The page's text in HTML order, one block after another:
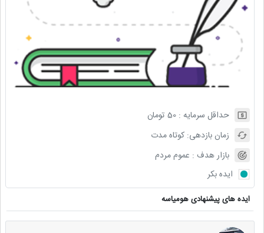
حداقل سرمایه :50 تومان
زمان بازدهی:کوتاه مدت
بازار هدف : عموم مردم
ایده بکر
ایده های پیشنهادی هومیاسه